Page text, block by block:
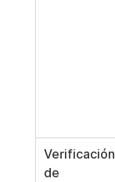
Verificación
de